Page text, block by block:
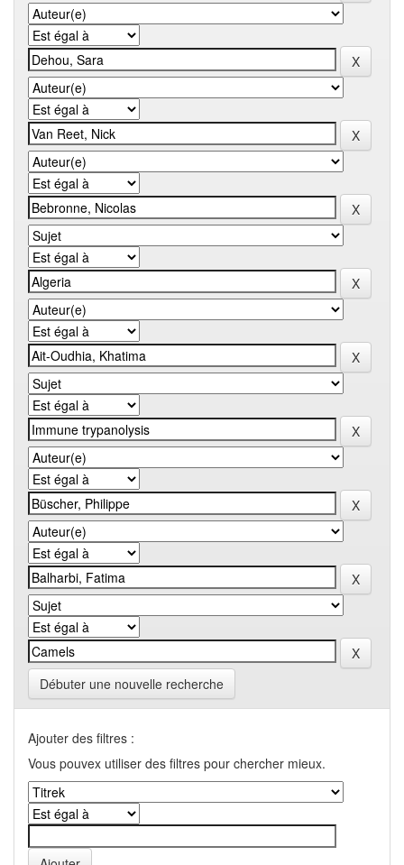
Débuter une nouvelle recherche
Ajouter des filtres :
Vous pouvex utiliser des filtres pour chercher mieux.